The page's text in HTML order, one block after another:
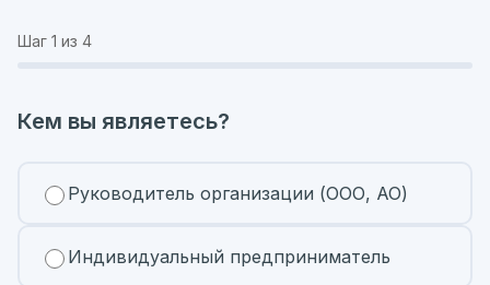
Шаг 1 из 4
Кем вы являетесь?
Руководитель организации (ООО, АО)
Индивидуальный предприниматель